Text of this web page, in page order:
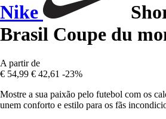
Nike
Brasil Coupe du
A partir de
€ 54,99 € 42,61 -23%
Mostre a sua paixão pelo futebol com os
unem conforto e estilo para os fãs